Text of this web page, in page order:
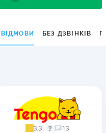
ВІДМОВИ БЕЗ ДЗВІНКІВ
3,3 13